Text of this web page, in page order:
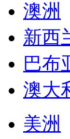
澳洲
新西
巴布
澳大
美洲